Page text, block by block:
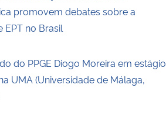
promovem debates sobre a
EPT no Brasil
do PPGE Diogo Moreira em estágio
UMA (Universidade de Málaga,